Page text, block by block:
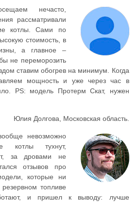
нечасто,
рассматривали
котлы. Сами по
стоимость, в
а главное –
не переморозить
ставим обогрев на минимум. Когда
мощность и уже через час в
PS: модель Протерм Скат, нужен
Юлия Долгова, Московская область.
невозможно
котлы тухнут,
за дровами не
отзывов про
которые ни
топливе
и пришел к выводу: лучше